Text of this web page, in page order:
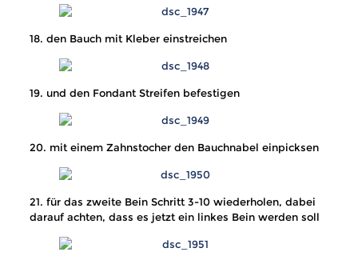
18. den Bauch mit Kleber einstreichen
19. und den Fondant Streifen befestigen
20. mit einem Zahnstocher den Bauchnabel einpicksen
21. für das zweite Bein Schritt 3-10 wiederholen, dabei
darauf achten, dass es jetzt ein linkes Bein werden soll